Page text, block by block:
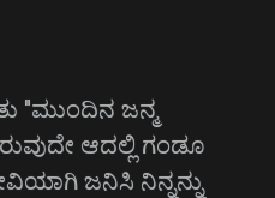
"ಮುಂದಿನ ಜನ್ಮ
ಆದಲ್ಲಿ ಗಂಡೂ
ಜನಿಸಿ ನಿನ್ನನ್ನು